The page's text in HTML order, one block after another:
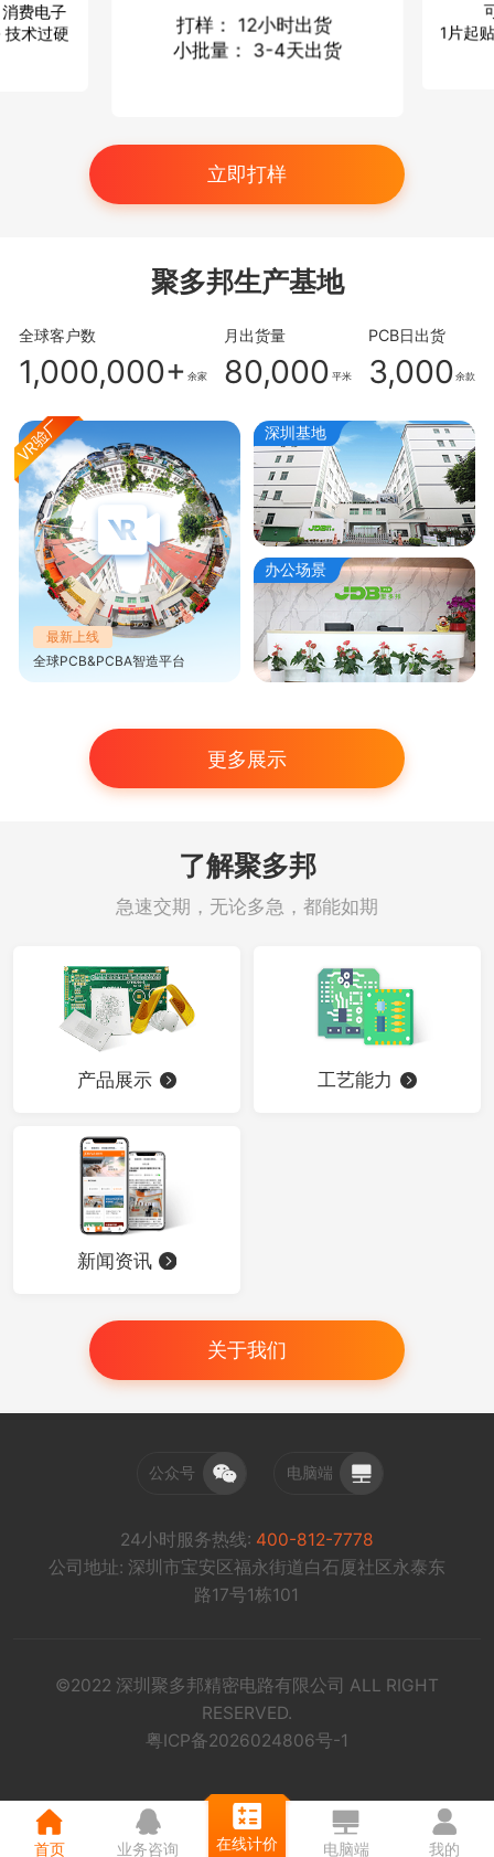
费电子
术过硬
打样： 12小时出货
小批量： 3-4天出货
1片起
立即打样
聚多邦生产基地
全球客户数
1,000,000+ 余家
月出货量
80,000 平米
PCB日出货
3,000 余款
最新上线
全球PCB&PCBA智造平台
深圳基地
办公场景
更多展示
了解聚多邦
急速交期，无论多急，都能如期
产品展示 工艺能力
新闻资讯
关于我们
公众号 电脑端
24小时服务热线: 400-812-7778
公司地址: 深圳市宝安区福永街道白石厦社区永泰东
路17号1栋101
©2022 深圳聚多邦精密电路有限公司 ALL RIGHT
RESERVED.
粤ICP备2026024806号-1
首页 业务咨询 在线计价 电脑端 我的